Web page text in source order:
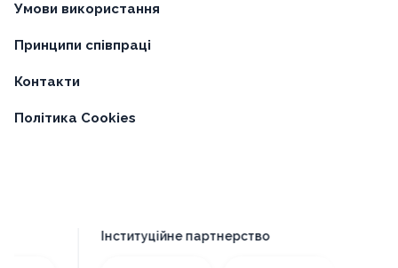
Умови використання
Принципи співпраці
Контакти
Політика Cookies
Інституційне партнерство